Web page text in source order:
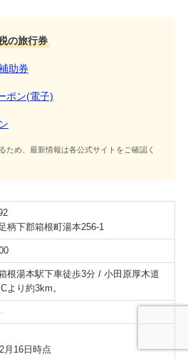
の旅行券
助券
ポン(電子)
め、最新情報は各公式サイトをご確認く
柄下郡箱根町湯本256-1
根湯本駅下車徒歩3分 / 小田原厚木道
より約3km。
月16日時点